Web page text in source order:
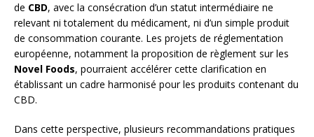
de CBD, avec la consécration d’un statut intermédiaire ne
relevant ni totalement du médicament, ni d’un simple produit
de consommation courante. Les projets de réglementation
européenne, notamment la proposition de règlement sur les
Novel Foods, pourraient accélérer cette clarification en
établissant un cadre harmonisé pour les produits contenant du
CBD.
Dans cette perspective, plusieurs recommandations pratiques